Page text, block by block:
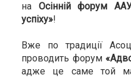
на Осінній форум
успіху»!
Вже по традиції
проводить форум
адже це саме той